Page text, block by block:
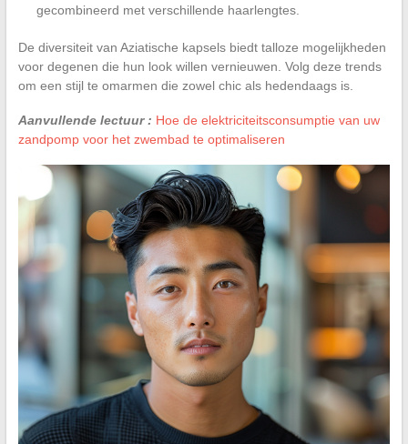
gecombineerd met verschillende haarlengtes.
De diversiteit van Aziatische kapsels biedt talloze mogelijkheden
voor degenen die hun look willen vernieuwen. Volg deze trends
om een stijl te omarmen die zowel chic als hedendaags is.
Aanvullende lectuur : Hoe de elektriciteitsconsumptie van uw
zandpomp voor het zwembad te optimaliseren